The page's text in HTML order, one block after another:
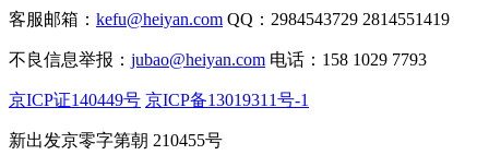
客服邮箱： kefu@heiyan.com QQ：2984543729 2814551419
不良信息举报： jubao@heiyan.com 电话：158 1029 7793
京ICP证140449号 京ICP备13019311号-1
新出发京零字第朝 210455号